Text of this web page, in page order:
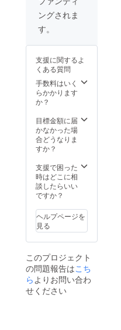
せてい
ただき
みのお
す。
援者さ
まにお
届けさ
※送料込
みのお
値段で
す。
支援者
様にて
い。 ※
有効期
限は
2024年
6月まで
となり
基づく
医療、
診療行
ませ
ん。効
果には
個人差
がござ
います
予めご
了承く
ださ
い。
※権利は
お一人
す。
※9:00集
合、
20:00解
散を予
定して
現地ま
での交
通費は
ご負担
くださ
い。 ※
実施期
2024年
＜内容
＞ 1回2
初のご
相談面
談より
半年以
内に5回
ご利用
供者：
井川香
苗子 実
阜県
内、近
郊。ま
たはオ
ン ※社
会活動
実践の
成果を
するも
のでは
ありま
せん。
に卵・
小麦・
・内容
量：1塊
・賞味
期限：
発送か
ら1カ月
要冷蔵
（10℃
以下）
ミック
スナッ
ツ ・名
称：燻
材料
名：落
花生、
アーモ
カ
シュー
ナッ
ツ、く
るみ、
美容法
です。
ニック
ズを使
い、
ローズ
を入れ
た熱湯
を下半
身から
浴び
ローズ
の恵み
を身体
へ届け
ます。
な方に
おすす
め＞ ・
女性特
悩みの
方 ・腸
のお掃
除をし
たい方
ングされま
す。
支援に関するよ
くある質問
手数料はいく
らかかります
か？
目標金額に届
かなかった場
合どうなりま
すか？
支援で困った
時はどこに相
談したらいい
ですか？
ヘルプページを
見る
このプロジェクト
の問題報告はこち
ら よりお問い合わ
せください